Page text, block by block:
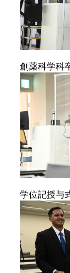
創薬科学科
学位記授与